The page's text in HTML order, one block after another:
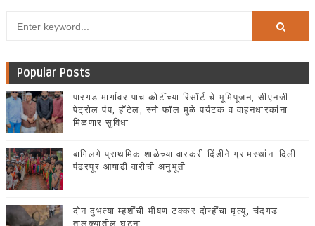
Popular Posts
पारगड मार्गावर पाच कोटींच्या रिसॉर्ट चे भूमिपूजन, सीएनजी
पेट्रोल पंप, हॉटेल, स्नो फॉल मुळे पर्यटक व वाहनधारकांना
मिळणार सुविधा
बागिलगे प्राथमिक शाळेच्या वारकरी दिंडीने ग्रामस्थांना दिली
पंढरपूर आषाढी वारीची अनुभूती
दोन दुभत्या म्हशींची भीषण टक्कर दोन्हींचा मृत्यू, चंदगड